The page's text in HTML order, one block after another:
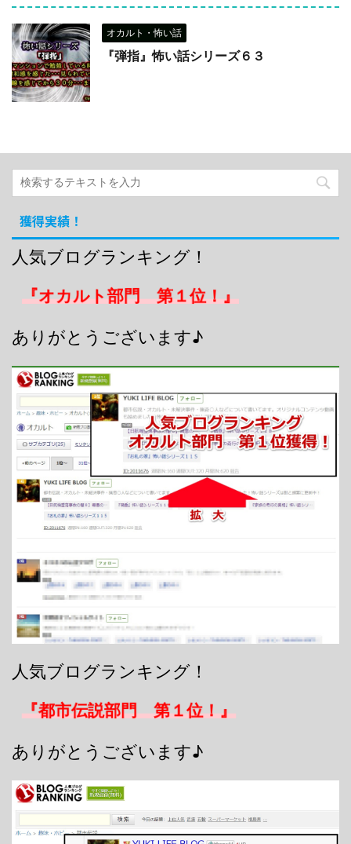
オカルト・怖い話
『弾指』怖い話シリーズ６３
獲得実績！
人気ブログランキング！
『オカルト部門 第１位！』
ありがとうございます♪
人気ブログランキング！
『都市伝説部門 第１位！』
ありがとうございます♪